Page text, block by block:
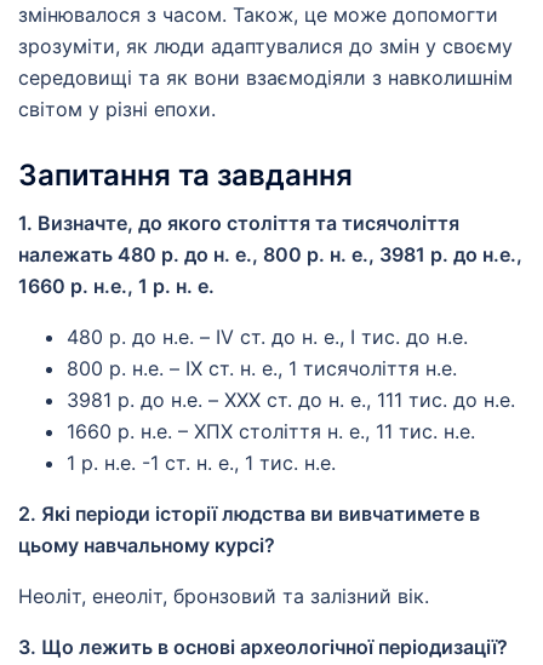
змінювалося з часом. Також, це може допомогти
зрозуміти, як люди адаптувалися до змін у своєму
середовищі та як вони взаємодіяли з навколишнім
світом у різні епохи.
Запитання та завдання
1. Визначте, до якого століття та тисячоліття
належать 480 р. до н. е., 800 р. н. е., 3981 р. до н.е.,
1660 р. н.е., 1 р. н. е.
480 р. до н.е. – IV ст. до н. е., І тис. до н.е.
800 р. н.е. – IX ст. н. е., 1 тисячоліття н.е.
3981 р. до н.е. – XXX ст. до н. е., 111 тис. до н.е.
1660 р. н.е. – ХПХ століття н. е., 11 тис. н.е.
1 р. н.е. -1 ст. н. е., 1 тис. н.е.
2. Які періоди історії людства ви вивчатимете в
цьому навчальному курсі?
Неоліт, енеоліт, бронзовий та залізний вік.
3. Що лежить в основі археологічної періодизації?